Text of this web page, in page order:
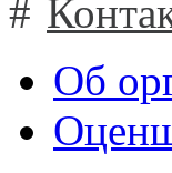
Об